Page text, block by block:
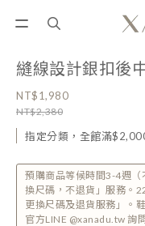
縫線設計銀扣後
NT$1,980
NT$2,380
指定分類，全館滿
預購商品等候時間3-4週
換尺碼，不退貨」服務。
更換尺碼及退貨服務」。
官方LINE @xanadu.tw 詢